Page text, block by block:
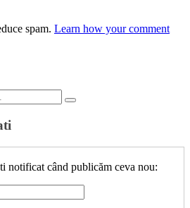
spam. Learn how your comment
notificat când publicăm ceva nou: